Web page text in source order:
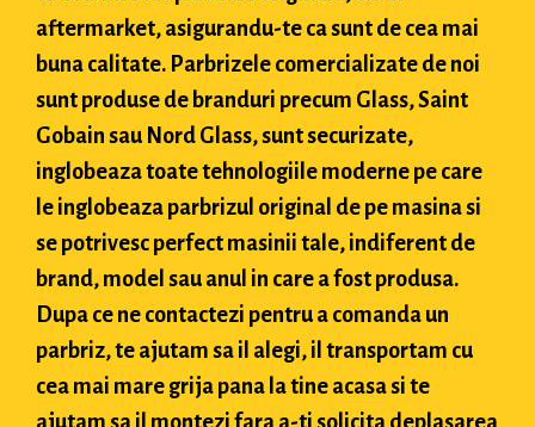
aftermarket, asigurandu-te ca sunt de cea mai
buna calitate. Parbrizele comercializate de noi
sunt produse de branduri precum Glass, Saint
Gobain sau Nord Glass, sunt securizate,
inglobeaza toate tehnologiile moderne pe care
le inglobeaza parbrizul original de pe masina si
se potrivesc perfect masinii tale, indiferent de
brand, model sau anul in care a fost produsa.
Dupa ce ne contactezi pentru a comanda un
parbriz, te ajutam sa il alegi, il transportam cu
cea mai mare grija pana la tine acasa si te
ajutam sa il montezi fara a-ti solicita deplasarea